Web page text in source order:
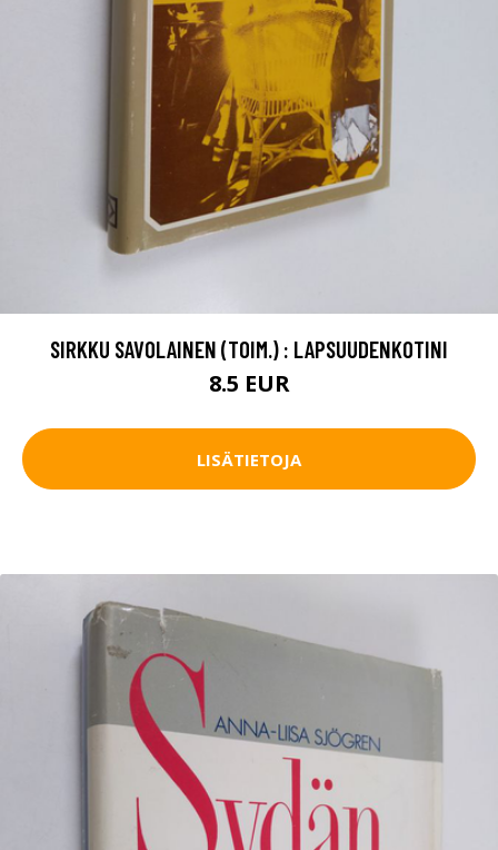
SIRKKU SAVOLAINEN (TOIM.) : LAPSUUDENKOTINI
8.5 EUR
LISÄTIETOJA